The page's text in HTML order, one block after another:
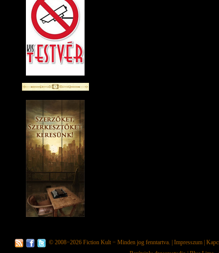
© 2008−2026 Fiction Kult − Minden jog fenntartva. | Impresszum